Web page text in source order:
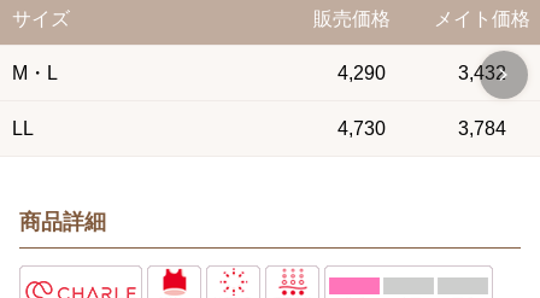
サイズ 販売価格 メイト価格
M・L 4,290 3,432
LL 4,730 3,784
商品詳細